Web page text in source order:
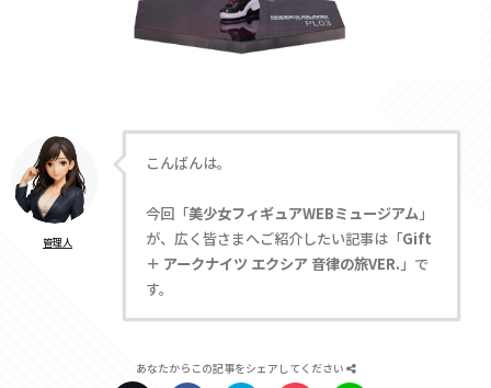
管理人
こんばんは。
今回「美少女フィギュアWEBミュージアム」
が、広く皆さまへご紹介したい記事は「Gift
＋ アークナイツ エクシア 音律の旅VER. 」で
す。
あなたからこの記事をシェアしてください